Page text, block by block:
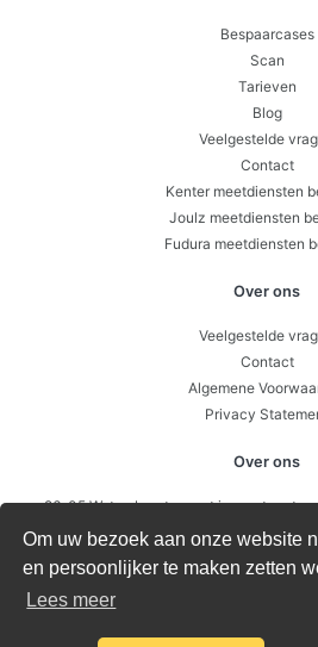
Om uw bezoek aan onze website
en persoonlijker te maken zetten
Lees meer
Bespaarcases
Scan
Tarieven
Blog
Veelgestelde
Contact
Kenter meetdiensten
Joulz meetdiensten
Fudura meetdiensten
Over ons
Veelgestelde
Contact
Algemene
Privacy
Over ons
26-05 Wat gebeurt er met je
faillissement?
12-05 Submetering – wanneer is het slim
21-04 Waarom energie besparen niet
vaste kosten